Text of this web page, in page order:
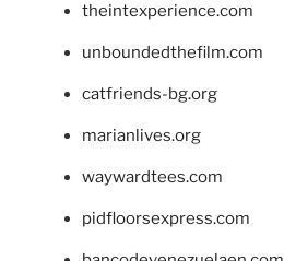
theintexperience.com
unboundedthefilm.com
catfriends-bg.org
marianlives.org
waywardtees.com
pidfloorsexpress.com